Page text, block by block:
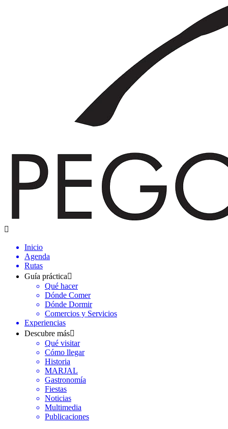
Inicio
Agenda
Rutas
Guía práctica
Qué hacer
Dónde Comer
Dónde Dormir
Comercios y Servicios
Experiencias
Descubre más
Qué visitar
Cómo llegar
Historia
MARJAL
Gastronomía
Fiestas
Noticias
Multimedia
Publicaciones